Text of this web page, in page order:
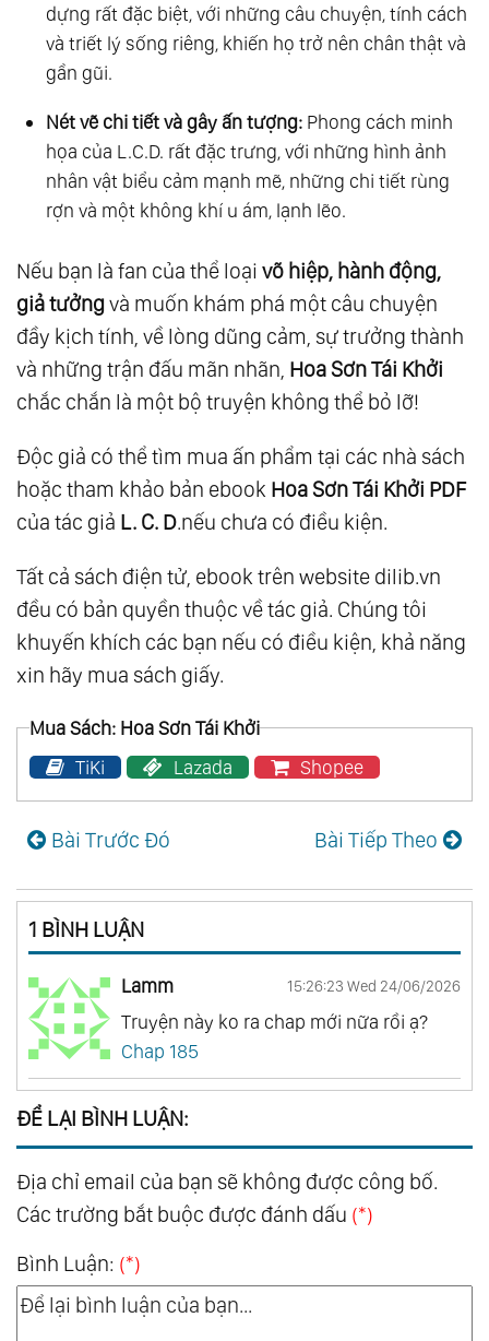
dựng rất đặc biệt, với những câu chuyện, tính cách
và triết lý sống riêng, khiến họ trở nên chân thật và
gần gũi.
Nét vẽ chi tiết và gây ấn tượng: Phong cách minh
họa của L.C.D. rất đặc trưng, với những hình ảnh
nhân vật biểu cảm mạnh mẽ, những chi tiết rùng
rợn và một không khí u ám, lạnh lẽo.
Nếu bạn là fan của thể loại võ hiệp, hành động,
giả tưởngvà muốn khám phá một câu chuyện
đầy kịch tính, về lòng dũng cảm, sự trưởng thành
và những trận đấu mãn nhãn, Hoa Sơn Tái Khởi
chắc chắn là một bộ truyện không thể bỏ lỡ!
Độc giả có thể tìm mua ấn phẩm tại các nhà sách
hoặc tham khảo bản ebook Hoa Sơn Tái Khởi PDF
của tác giả L. C. D.nếu chưa có điều kiện.
Tất cả sách điện tử, ebook trên website dilib.vn
đều có bản quyền thuộc về tác giả. Chúng tôi
khuyến khích các bạn nếu có điều kiện, khả năng
xin hãy mua sách giấy.
Mua Sách: Hoa Sơn Tái Khởi
TiKi
Lazada Shopee
Bài Trước Đó Bài Tiếp Theo
1 BÌNH LUẬN
Lamm 15:26:23 Wed 24/06/2026
Truyện này ko ra chap mới nữa rồi ạ?
Chap 185
ĐỂ LẠI BÌNH LUẬN:
Địa chỉ email của bạn sẽ không được công bố.
Các trường bắt buộc được đánh dấu (*)
Bình Luận: (*)